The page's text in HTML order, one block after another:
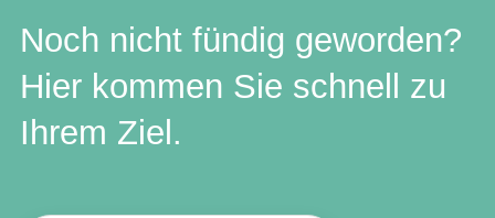
Noch nicht fündig geworden?
Hier kommen Sie schnell zu
Ihrem Ziel.